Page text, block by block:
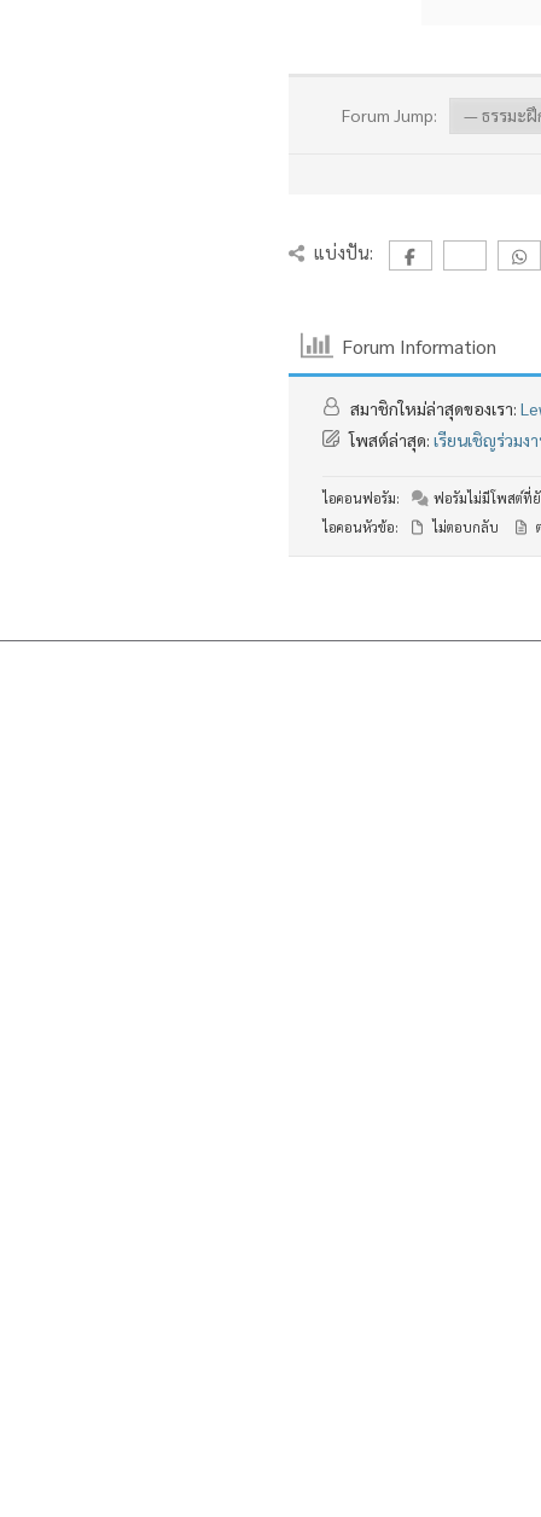
Forum Jump:
แบ่งปัน:
Forum Information
สมาชิกใหม่ล่าสุดของเรา:
โพสต์ล่าสุด: เรียนเชิญร่วม
ไอคอนฟอรัม:
ฟอรัมไม่มีโพสต์ที่ยั
ไอคอนหัวข้อ:
ไม่ตอบกลับ